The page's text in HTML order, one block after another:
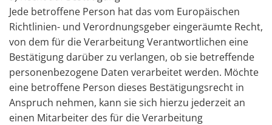
Jede betroffene Person hat das vom Europäischen
Richtlinien- und Verordnungsgeber eingeräumte Recht,
von dem für die Verarbeitung Verantwortlichen eine
Bestätigung darüber zu verlangen, ob sie betreffende
personenbezogene Daten verarbeitet werden. Möchte
eine betroffene Person dieses Bestätigungsrecht in
Anspruch nehmen, kann sie sich hierzu jederzeit an
einen Mitarbeiter des für die Verarbeitung